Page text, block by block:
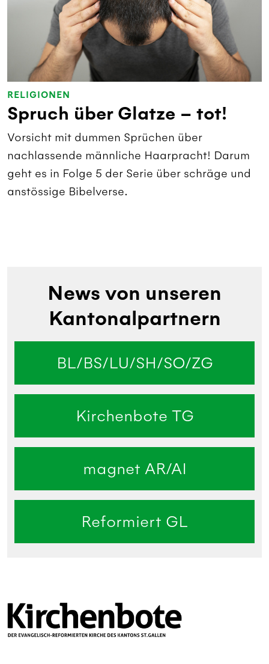
RELIGIONEN
Spruch über Glatze – tot!
Vorsicht mit dummen Sprüchen über
nachlassende männliche Haarpracht! Darum
geht es in Folge 5 der Serie über schräge und
anstössige Bibelverse.
News von unseren
Kantonalpartnern
BL/BS/LU/SH/SO/ZG
Kirchenbote TG
magnet AR/AI
Reformiert GL